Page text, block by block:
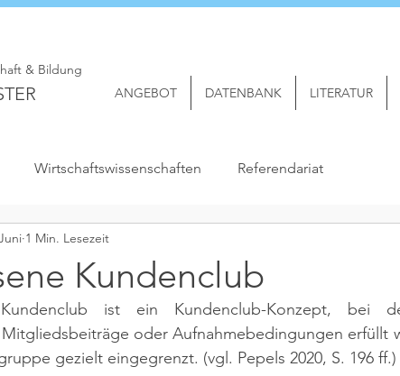
& Bildung
ANGEBOT DATENBANK LITERATUR
Wirtschaftswissenschaften Referendariat
Kundenclub
1 Min. Lesezeit
ist ein Kundenclub-Konzept, bei
oder Aufnahmebedingungen erfüllt
gezielt eingegrenzt. (vgl. Pepels 2020, S. 196 ff.)